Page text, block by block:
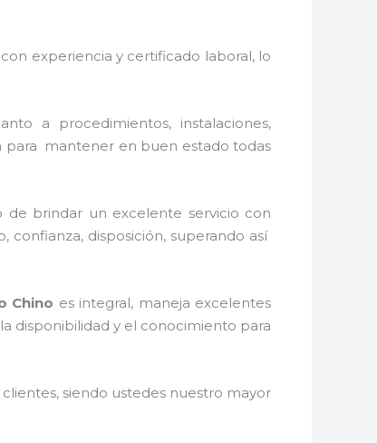
experiencia y certificado laboral, lo
a procedimientos, instalaciones,
para mantener en buen estado todas
de brindar un excelente servicio con
confianza, disposición, superando así
Chino es integral, maneja excelentes
disponibilidad y el conocimiento para
siendo ustedes nuestro mayor